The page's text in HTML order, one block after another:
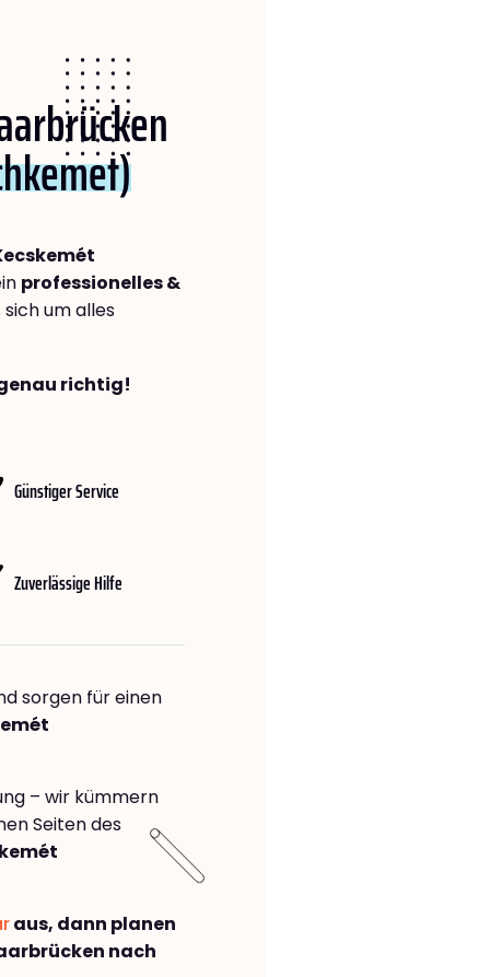
professionelles &
sich um alles
richtig!
Günstiger Service
Zuverlässige Hilfe
sorgen für einen
– wir kümmern
Seiten des
aus, dann planen
nach